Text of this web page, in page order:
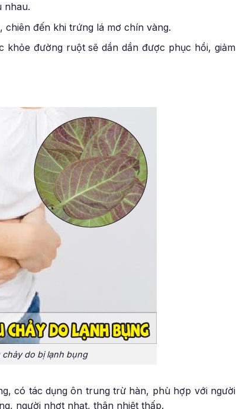
nhau.
đến khi trứng lá mơ chín vàng.
khỏe đường ruột sẽ dần dần được phục hồi, giảm
do bị lạnh bụng
có tác dụng ôn trung trừ hàn, phù hợp với người
người nhợt nhạt, thân nhiệt thấp.